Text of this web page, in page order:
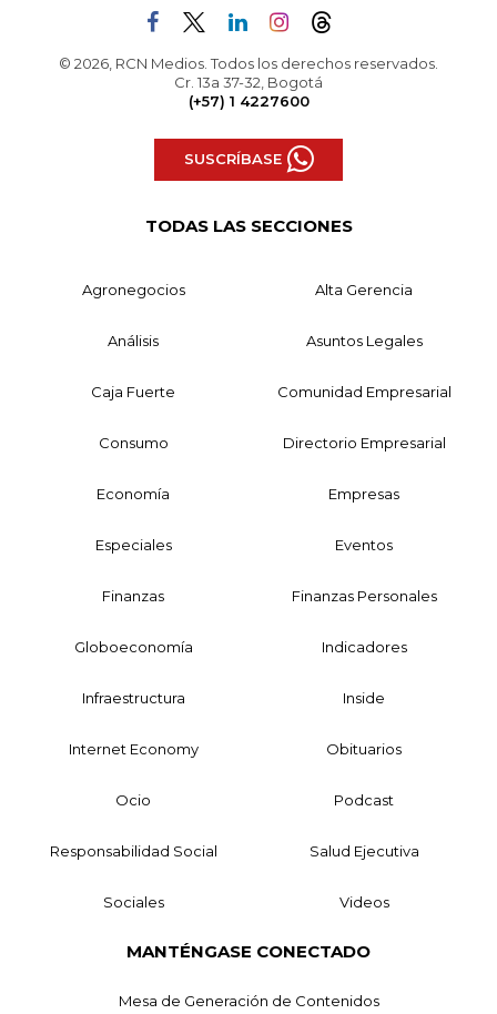
© 2026, RCN Medios. Todos los derechos reservados.
Cr. 13a 37-32, Bogotá
(+57) 1 4227600
SUSCRÍBASE
TODAS LAS SECCIONES
Agronegocios Alta Gerencia
Análisis Asuntos Legales
Caja Fuerte Comunidad Empresarial
Consumo Directorio Empresarial
Economía Empresas
Especiales Eventos
Finanzas Finanzas Personales
Globoeconomía Indicadores
Infraestructura Inside
Internet Economy Obituarios
Ocio Podcast
Responsabilidad Social Salud Ejecutiva
Sociales Videos
MANTÉNGASE CONECTADO
Mesa de Generación de Contenidos